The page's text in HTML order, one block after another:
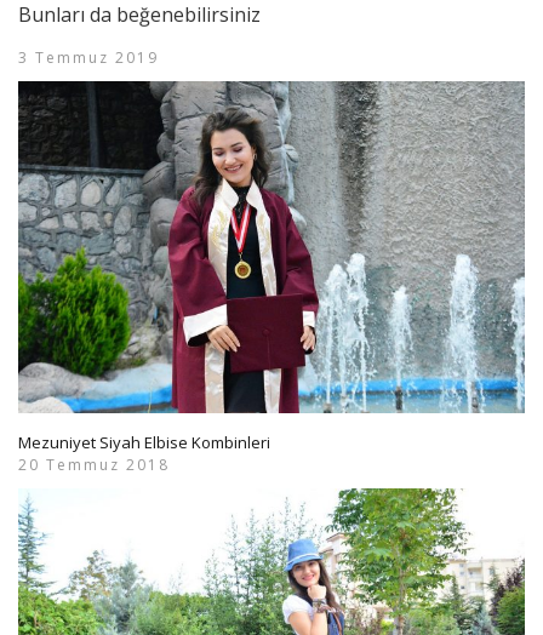
Bunları da beğenebilirsiniz
3 Temmuz 2019
Mezuniyet Siyah Elbise Kombinleri
20 Temmuz 2018